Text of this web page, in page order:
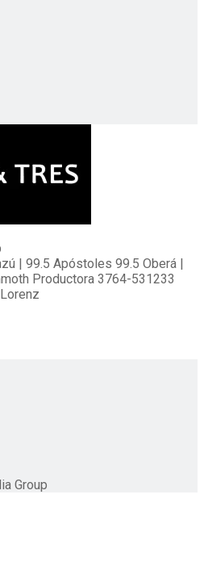
| 99.5 Apóstoles 99.5 Oberá |
Productora 3764-531233
Group